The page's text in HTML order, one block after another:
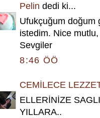
Pelin dedi ki...
Ufukçuğum doğum
istedim. Nice mutlu,
Sevgiler
8:46 ÖÖ
CEMİLECE
ELLERİNİZE
YILLARA..